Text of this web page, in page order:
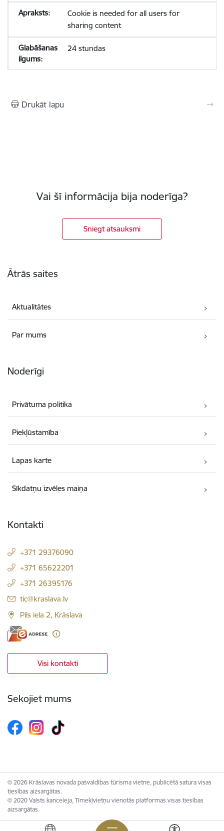
Cookie is needed for all users for
sharing content
24 stundas
Drukāt lapu
Vai šī informācija bija noderīga?
Sniegt atsauksmi
Ātrās saites
Aktualitātes
Par mums
Noderīgi
Privātuma politika
Piekļūstamība
Lapas karte
Sīkdatņu izvēles maiņa
Kontakti
+371 29376090
+371 65622201
+371 26395176
E-pasts:
tic@kraslava.lv
Pils iela 2, Krāslava
Visi kontakti
Sekojiet mums
© 2026 Krāslavas novada pašvaldības tūrisma vietne, publicētā satura visas
tiesības aizsargātas.
© 2020 Valsts kanceleja, Tīmekļvietņu vienotās platformas visas tiesības
aizsargātas.